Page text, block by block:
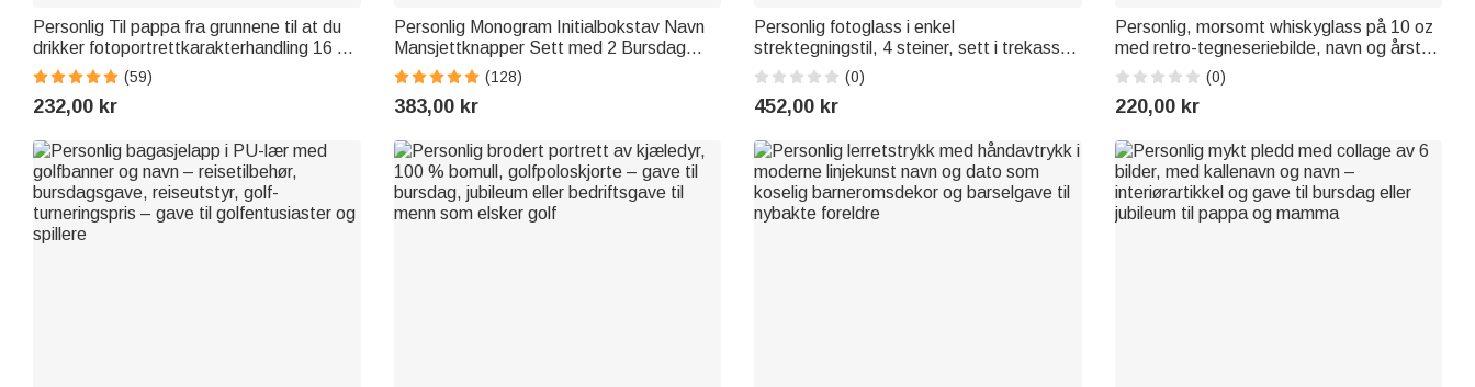
Personlig Til pappa fra grunnene til at du
drikker fotoportrettkarakterhandling 16 oz
ølglass med 1-4 barnas navn farsdag
bursdagsgave til ham
(59)
232,00 kr
Personlig Monogram Initialbokstav Navn
Mansjettknapper Sett med 2 Bursdag
Bryllup Jubileum Gave til Menn Pappa
Brudgom
(128)
383,00 kr
Personlig fotoglass i enkel
strektegningstil, 4 steiner, sett i trekasse
med tekst – gave til menn til
Valentinsdag, bursdag eller jubileum
(0)
452,00 kr
Personlig, morsomt whiskyglass på 10 oz
med retro-tegneseriebilde, navn og årstall
– innflyttings- og bursdagsgave til par,
vinelskere og venner
(0)
220,00 kr